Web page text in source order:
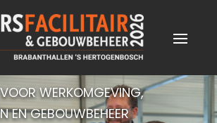
WERKOMGEVING,
EN GEBOUWBEHEER